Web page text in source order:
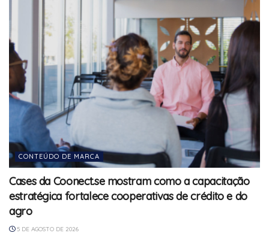
CONTEÚDO DE MARCA
Cases da Coonect.se mostram como a capacitação
estratégica fortalece cooperativas de crédito e do
agro
5 DE AGOSTO DE 2026